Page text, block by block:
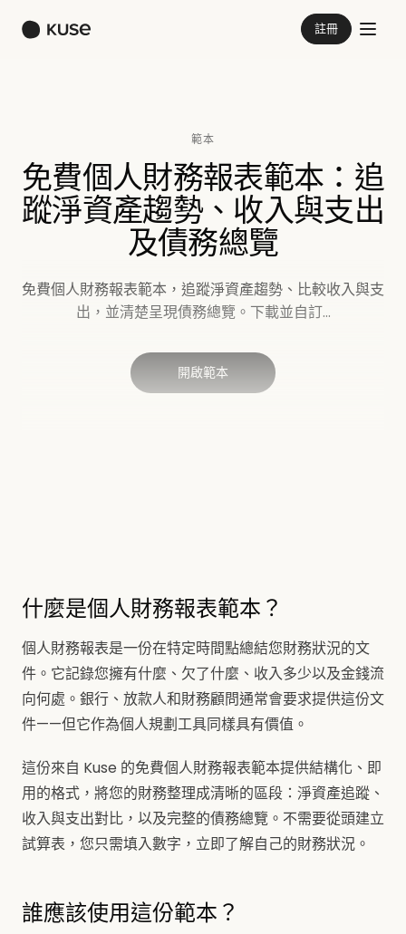
註冊
範本
免費個人財務報表範本：追
蹤淨資產趨勢、收入與支出
及債務總覽
免費個人財務報表範本，追蹤淨資產趨勢、比較收入與支
出，並清楚呈現債務總覽。下載並自訂...
開啟範本
什麼是個人財務報表範本？
個人財務報表是一份在特定時間點總結您財務狀況的文
件。它記錄您擁有什麼、欠了什麼、收入多少以及金錢流
向何處。銀行、放款人和財務顧問通常會要求提供這份文
件——但它作為個人規劃工具同樣具有價值。
這份來自 Kuse 的免費個人財務報表範本提供結構化、即
用的格式，將您的財務整理成清晰的區段：淨資產追蹤、
收入與支出對比，以及完整的債務總覽。不需要從頭建立
試算表，您只需填入數字，立即了解自己的財務狀況。
誰應該使用這份範本？